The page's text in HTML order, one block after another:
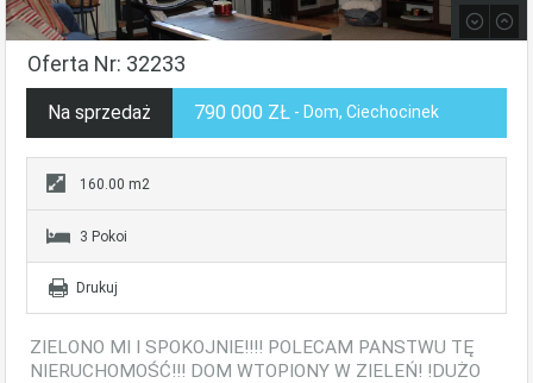
Oferta Nr: 32233
Na sprzedaż 790 000 ZŁ - Dom, Ciechocinek
160.00 m2
3 Pokoi
Drukuj
ZIELONO MI I SPOKOJNIE!!!! POLECAM PANSTWU TĘ
NIERUCHOMOŚĆ!!! DOM WTOPIONY W ZIELEŃ! !DUŻO